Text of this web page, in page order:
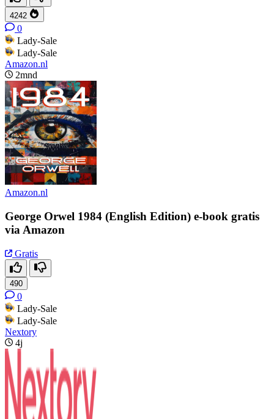
4242
0
Lady-Sale
Lady-Sale
Amazon.nl
2mnd
Amazon.nl
George Orwel 1984 (English Edition) e-book gratis
via Amazon
Gratis
490
0
Lady-Sale
Lady-Sale
Nextory
4j